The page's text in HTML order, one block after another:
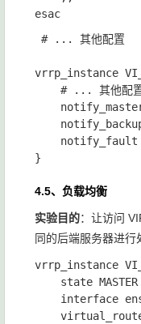
# ... 其他配置
vrrp_instance
# ... 其他配
4.5、负载均衡
实验目的：让访问
同的后端服务器进行
vrrp_instance
    state MASTER
interface